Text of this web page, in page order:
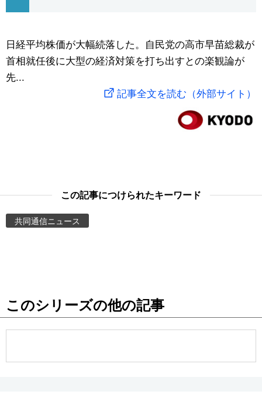
社会
文化
科学・技術
旅と暮らし
動画/Live
Books
People
公式SNS
暮らし
スポーツ・東京2020
日経平均株価が大幅続落した。自民党の高市早苗総裁が
首相就任後に大型の経済対策を打ち出すとの楽観論が
先...
記事全文を読む（外部サイト）
この記事につけられたキーワード
共同通信ニュース
このシリーズの他の記事